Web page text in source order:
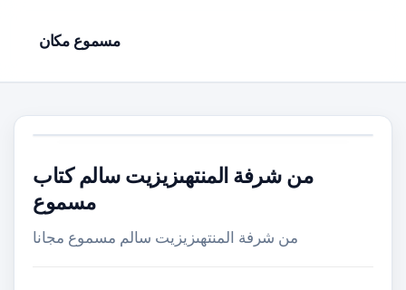
مسموع مكان
من شرفة المنتهىزيزيت سالم كتاب
مسموع
من شرفة المنتهىزيزيت سالم مسموع مجانا